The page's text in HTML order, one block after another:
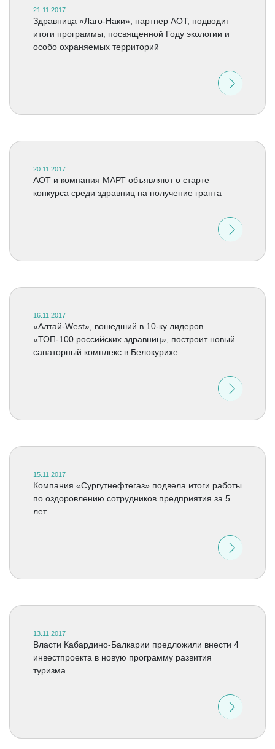
21.11.2017
Здравница «Лаго-Наки», партнер АОТ, подводит
итоги программы, посвященной Году экологии и
особо охраняемых территорий
20.11.2017
АОТ и компания МАРТ объявляют о старте
конкурса среди здравниц на получение гранта
16.11.2017
«Алтай-West», вошедший в 10-ку лидеров
«ТОП-100 российских здравниц», построит новый
санаторный комплекс в Белокурихе
15.11.2017
Компания «Сургутнефтегаз» подвела итоги работы
по оздоровлению сотрудников предприятия за 5
лет
13.11.2017
Власти Кабардино-Балкарии предложили внести 4
инвестпроекта в новую программу развития
туризма